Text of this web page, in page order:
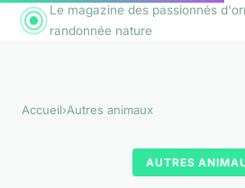
Le magazine des passionnés
randonnée nature
Accueil›Autres animaux
AUTRES